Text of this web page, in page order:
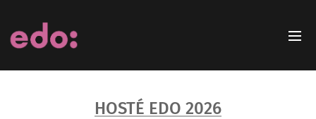
HOSTÉ EDO 2026